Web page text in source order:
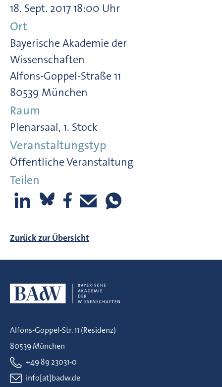
18. Sept. 2017 18:00 Uhr
Ort
Bayerische Akademie der
Wissenschaften
Alfons-Goppel-Straße 11
80539 München
Raum
Plenarsaal, 1. Stock
Veranstaltungstyp
Öffentliche Veranstaltung
Teilen
Zurück zur Übersicht
Alfons-Goppel-Str. 11 (Residenz)
80539 München
+49 89 23031-0
info[at]badw.de